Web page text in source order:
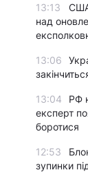
13:13
США
над
13:06
13:04
РФ
експерт
боротися
12:53
зупинки